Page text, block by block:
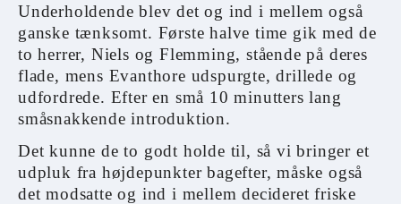
Underholdende blev det og ind i mellem også
ganske tænksomt. Første halve time gik med de
to herrer, Niels og Flemming, stående på deres
flade, mens Evanthore udspurgte, drillede og
udfordrede. Efter en små 10 minutters lang
småsnakkende introduktion.
Det kunne de to godt holde til, så vi bringer et
udpluk fra højdepunkter bagefter, måske også
det modsatte og ind i mellem decideret friske